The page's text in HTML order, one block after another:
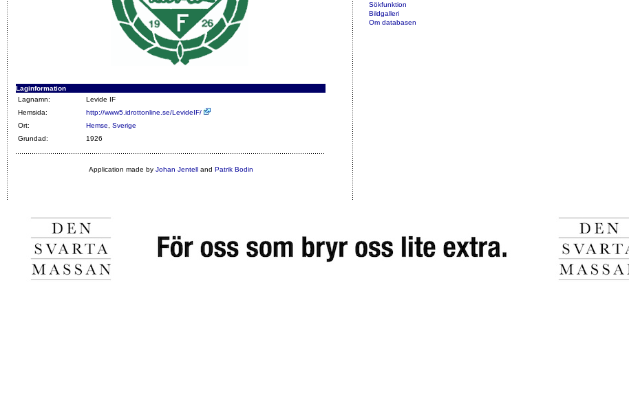
Laginformation
Lagnamn:
Levide IF
Hemsida:
http://www5.idrottonline.se/LevideIF/
Ort:
Hemse
Sverige
Grundad:
1926
Application made by Johan Jentelland Patrik Bodin
Sökfunktion
Bildgalleri
Om databasen